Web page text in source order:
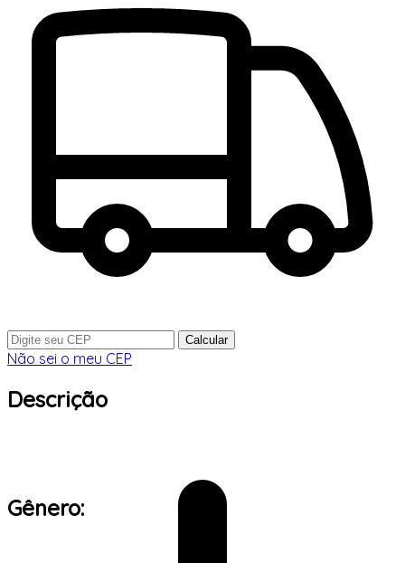
Calcular
Não sei o meu CEP
Descrição
Gênero: